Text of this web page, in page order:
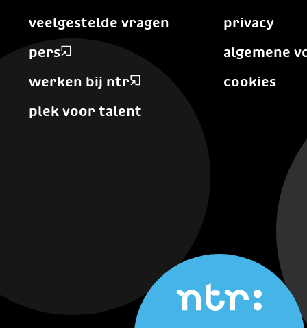
veelgestelde vragen
pers
werken bij ntr
plek voor talent
privacy
algemene
cookies